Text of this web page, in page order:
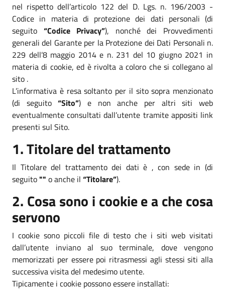
nel rispetto dell’articolo 122 del D. Lgs. n. 196/2003 -
Codice in materia di protezione dei dati personali (di
seguito “Codice Privacy”), nonché dei Provvedimenti
generali del Garante per la Protezione dei Dati Personali n.
229 dell’8 maggio 2014 e n. 231 del 10 giugno 2021 in
materia di cookie, ed è rivolta a coloro che si collegano al
sito .
L’informativa è resa soltanto per il sito sopra menzionato
(di seguito“Sito”) e non anche per altri siti web
eventualmente consultati dall’utente tramite appositi link
presenti sul Sito.
1. Titolare del trattamento
Il Titolare del trattamento dei dati è , con sede in (di
seguito"" o anche il “Titolare”).
2. Cosa sono i cookie e a che cosa
servono
I cookie sono piccoli file di testo che i siti web visitati
dall’utente inviano al suo terminale, dove vengono
memorizzati per essere poi ritrasmessi agli stessi siti alla
successiva visita del medesimo utente.
Tipicamente i cookie possono essere installati: